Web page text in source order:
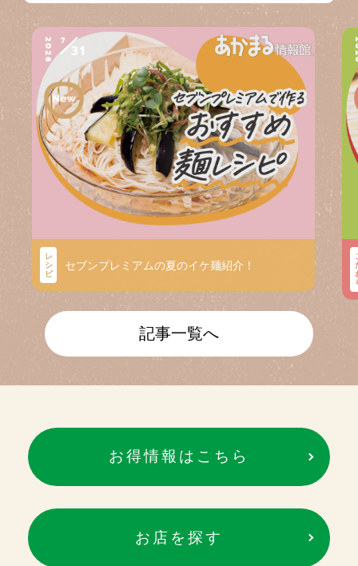
2026 7
31
レ
シ
ピ
セブンプレミアムの夏のイケ麺紹介！
記事一覧へ
お得情報はこちら
お店を探す